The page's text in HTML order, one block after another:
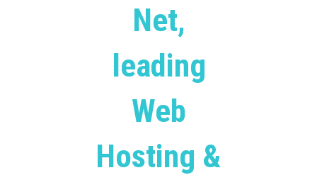
Net,
leading
Web
Hosting &